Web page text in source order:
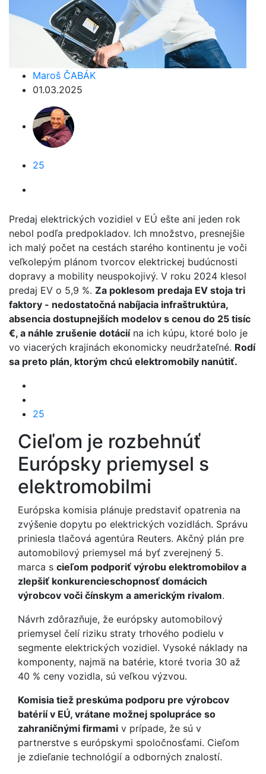
Maroš ČABÁK
01.03.2025
25
Predaj elektrických vozidiel v EÚ ešte ani jeden rok
nebol podľa predpokladov. Ich množstvo, presnejšie
ich malý počet na cestách starého kontinentu je voči
veľkolepým plánom tvorcov elektrickej budúcnosti
dopravy a mobility neuspokojivý. V roku 2024 klesol
predaj EV o 5,9 %. Za poklesom predaja EV stoja tri
faktory - nedostatočná nabíjacia infraštruktúra,
absencia dostupnejších modelov s cenou do 25 tisíc
€, a náhle zrušenie dotáciína ich kúpu, ktoré bolo je
vo viacerých krajinách ekonomicky neudržateľné. Rodí
sa preto plán, ktorým chcú elektromobily nanútiť.
25
Cieľom je rozbehnúť
Európsky priemysel s
elektromobilmi
Európska komisia plánuje predstaviť opatrenia na
zvýšenie dopytu po elektrických vozidlách. Správu
priniesla tlačová agentúra Reuters. Akčný plán pre
automobilový priemysel má byť zverejnený 5.
marca s cieľom podporiť výrobu elektromobilov a
zlepšiť konkurencieschopnosť domácich
výrobcov voči čínskym a americkým rivalom.
Návrh zdôrazňuje, že európsky automobilový
priemysel čelí riziku straty trhového podielu v
segmente elektrických vozidiel. Vysoké náklady na
komponenty, najmä na batérie, ktoré tvoria 30 až
40 % ceny vozidla, sú veľkou výzvou.
Komisia tiež preskúma podporu pre výrobcov
batérií v EÚ, vrátane možnej spolupráce so
zahraničnými firmami v prípade, že sú v
partnerstve s európskymi spoločnosťami. Cieľom
je zdieľanie technológií a odborných znalostí.